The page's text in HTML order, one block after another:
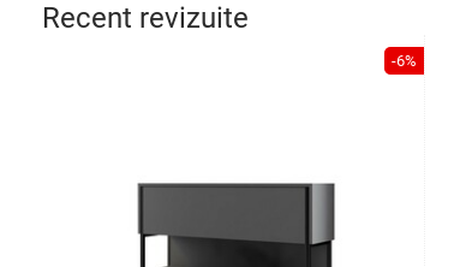
Recent revizuite
-6%